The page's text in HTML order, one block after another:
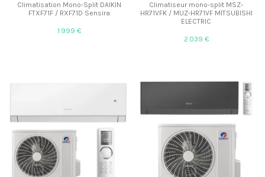
Climatisation Mono-Split DAIKIN
FTXF71F / RXF71D Sensira
1 999 €
Climatiseur mono-split MSZ-
HR71VFK / MUZ-HR71VF MITSUBISHI
ELECTRIC
2 039 €